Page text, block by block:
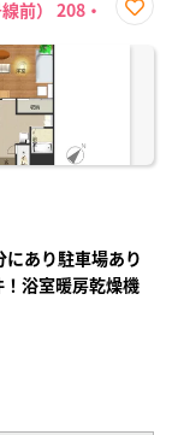
前） 208・
に入
にあり駐車場あり
浴室暖房乾燥機